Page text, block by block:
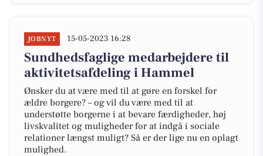
JOBNYT 15-05-2023 16:28
Sundhedsfaglige medarbejdere til
aktivitetsafdeling i Hammel
Ønsker du at være med til at gøre en forskel for
ældre borgere? – og vil du være med til at
understøtte borgerne i at bevare færdigheder, høj
livskvalitet og muligheder for at indgå i sociale
relationer længst muligt? Så er der lige nu en oplagt
mulighed.